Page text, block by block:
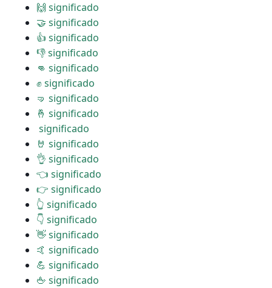
🙌 significado
🤝 significado
👍 significado
👎 significado
👊 significado
✊ significado
🤜 significado
🤞 significado
️ significado
🤘 significado
👌 significado
👈 significado
👉 significado
👆 significado
👇 significado
👋 significado
🤙 significado
💪 significado
🖕 significado